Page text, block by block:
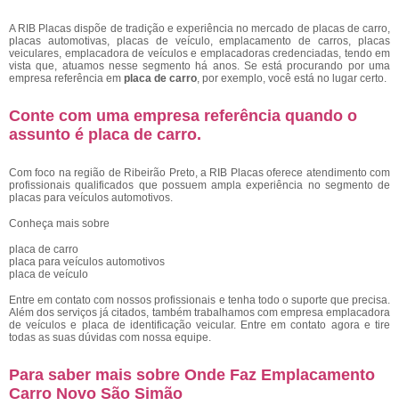
A RIB Placas dispõe de tradição e experiência no mercado de placas de carro,
placas automotivas, placas de veículo, emplacamento de carros, placas
veiculares, emplacadora de veículos e emplacadoras credenciadas, tendo em
vista que, atuamos nesse segmento há anos. Se está procurando por uma
empresa referência em placa de carro, por exemplo, você está no lugar certo.
Conte com uma empresa referência quando o
assunto é placa de carro.
Com foco na região de Ribeirão Preto, a RIB Placas oferece atendimento com
profissionais qualificados que possuem ampla experiência no segmento de
placas para veículos automotivos.
Conheça mais sobre
placa de carro
placa para veículos automotivos
placa de veículo
Entre em contato com nossos profissionais e tenha todo o suporte que precisa.
Além dos serviços já citados, também trabalhamos com empresa emplacadora
de veículos e placa de identificação veicular. Entre em contato agora e tire
todas as suas dúvidas com nossa equipe.
Para saber mais sobre Onde Faz Emplacamento
Carro Novo São Simão